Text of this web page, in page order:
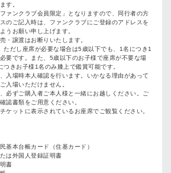
す。
ファンクラブ会員限定」となりますので、同行者の方
のご記入時は、ファンクラブにご登録のアドレスを
うお願い申し上げます。
・譲渡はお断りいたします。
ただし座席が必要な場合は5歳以下でも、1名につき1
要です。また、5歳以下のお子様で座席が不要な場
つきお子様1名のみ膝上で鑑賞可能です。
入場時本人確認を行います。いかなる理由があって
入場いただけません。
必ずご購入者ご本人様と一緒にお越しください。ご
認書類をご用意ください。
ケットに表示されているお座席でご観覧ください。
基本台帳カード（住基カード）
は外国人登録証明書
書